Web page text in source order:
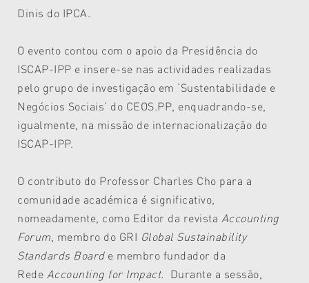
Dinis do IPCA.
O evento contou com o apoio da Presidência do
ISCAP-IPP e insere-se nas actividades realizadas
pelo grupo de investigação em ‘Sustentabilidade e
Negócios Sociais’ do CEOS.PP, enquadrando-se,
igualmente, na missão de internacionalização do
ISCAP-IPP.
O contributo do Professor Charles Cho para a
comunidade académica é significativo,
nomeadamente, como Editor da revista Accounting
Forum , membro do GRI Global Sustainability
Standards Boarde membro fundador da
Rede Accounting for Impact. Durante a sessão,